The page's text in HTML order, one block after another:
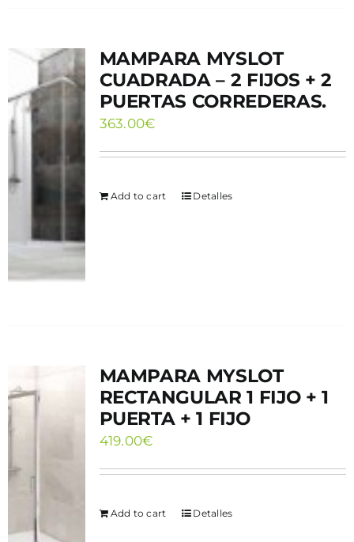
MAMPARA MYSLOT
CUADRADA – 2 FIJOS + 2
PUERTAS CORREDERAS.
363.00€
Add to cart Detalles
MAMPARA MYSLOT
RECTANGULAR 1 FIJO + 1
PUERTA + 1 FIJO
419.00€
Add to cart Detalles